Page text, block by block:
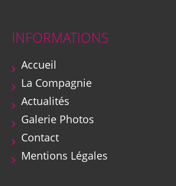
INFORMATIONS
Accueil
La Compagnie
Actualités
Galerie Photos
Contact
Mentions Légales